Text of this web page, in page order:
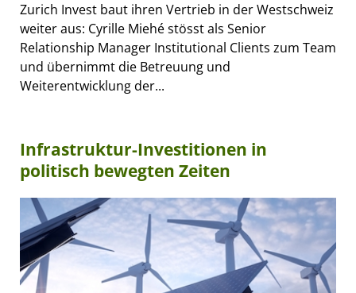
Zurich Invest baut ihren Vertrieb in der Westschweiz
weiter aus: Cyrille Miehé stösst als Senior
Relationship Manager Institutional Clients zum Team
und übernimmt die Betreuung und
Weiterentwicklung der...
Infrastruktur-Investitionen in
politisch bewegten Zeiten